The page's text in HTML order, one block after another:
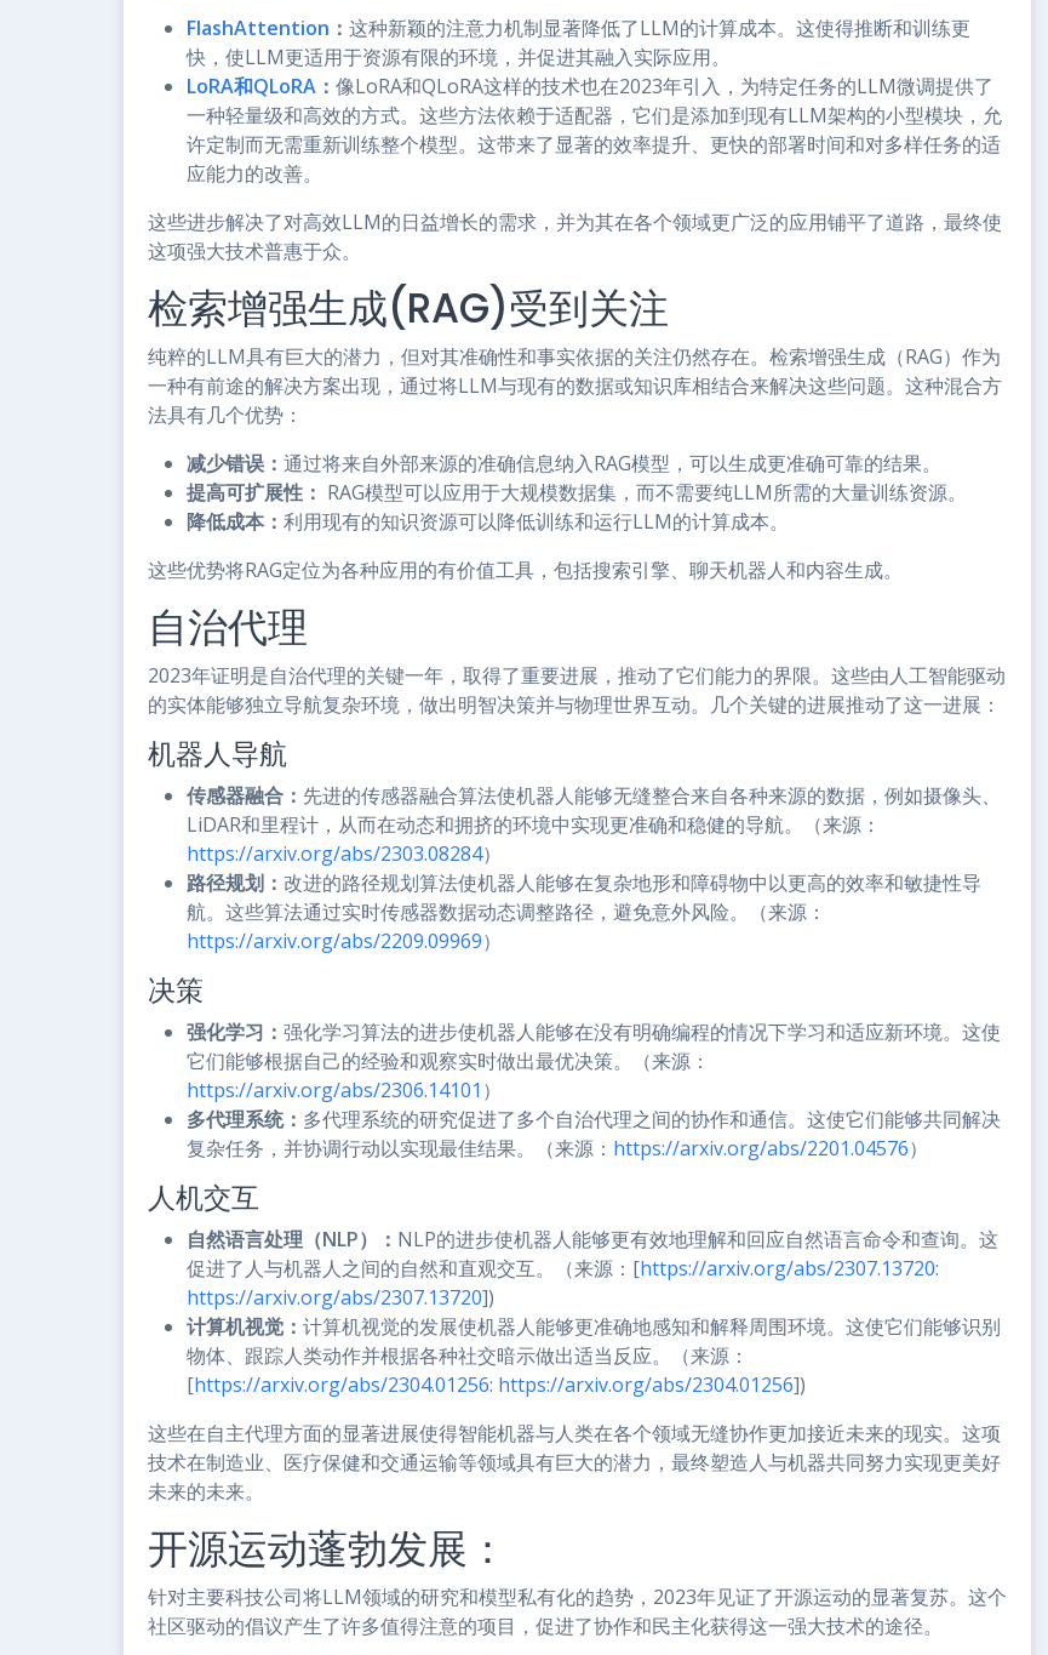
FlashAttention ： 这种新颖的注意力机制显著降低了LLM的计算成本。这使得推断和训练更
快，使LLM更适用于资源有限的环境，并促进其融入实际应用。
LoRA和QLoRA ： 像LoRA和QLoRA这样的技术也在2023年引入，为特定任务的LLM微调提供了
一种轻量级和高效的方式。这些方法依赖于适配器，它们是添加到现有LLM架构的小型模块，允
许定制而无需重新训练整个模型。这带来了显著的效率提升、更快的部署时间和对多样任务的适
应能力的改善。
这些进步解决了对高效LLM的日益增长的需求，并为其在各个领域更广泛的应用铺平了道路，最终使
这项强大技术普惠于众。
检索增强生成(RAG)受到关注
纯粹的LLM具有巨大的潜力，但对其准确性和事实依据的关注仍然存在。检索增强生成（RAG）作为
一种有前途的解决方案出现，通过将LLM与现有的数据或知识库相结合来解决这些问题。这种混合方
法具有几个优势：
减少错误： 通过将来自外部来源的准确信息纳入RAG模型，可以生成更准确可靠的结果。
提高可扩展性： RAG模型可以应用于大规模数据集，而不需要纯LLM所需的大量训练资源。
降低成本： 利用现有的知识资源可以降低训练和运行LLM的计算成本。
这些优势将RAG定位为各种应用的有价值工具，包括搜索引擎、聊天机器人和内容生成。
自治代理
2023年证明是自治代理的关键一年，取得了重要进展，推动了它们能力的界限。这些由人工智能驱动
的实体能够独立导航复杂环境，做出明智决策并与物理世界互动。几个关键的进展推动了这一进展：
机器人导航
传感器融合： 先进的传感器融合算法使机器人能够无缝整合来自各种来源的数据，例如摄像头、
LiDAR和里程计，从而在动态和拥挤的环境中实现更准确和稳健的导航。（来源：
https://arxiv.org/abs/2303.08284）
路径规划： 改进的路径规划算法使机器人能够在复杂地形和障碍物中以更高的效率和敏捷性导
航。这些算法通过实时传感器数据动态调整路径，避免意外风险。（来源：
https://arxiv.org/abs/2209.09969）
决策
强化学习： 强化学习算法的进步使机器人能够在没有明确编程的情况下学习和适应新环境。这使
它们能够根据自己的经验和观察实时做出最优决策。（来源：
https://arxiv.org/abs/2306.14101 ）
多代理系统： 多代理系统的研究促进了多个自治代理之间的协作和通信。这使它们能够共同解决
复杂任务，并协调行动以实现最佳结果。（来源： https://arxiv.org/abs/2201.04576）
人机交互
自然语言处理（NLP）： NLP的进步使机器人能够更有效地理解和回应自然语言命令和查询。这
促进了人与机器人之间的自然和直观交互。（来源：[https://arxiv.org/abs/2307.13720:
https://arxiv.org/abs/2307.13720])
计算机视觉： 计算机视觉的发展使机器人能够更准确地感知和解释周围环境。这使它们能够识别
物体、跟踪人类动作并根据各种社交暗示做出适当反应。（来源：
[https://arxiv.org/abs/2304.01256: https://arxiv.org/abs/2304.01256])
这些在自主代理方面的显著进展使得智能机器与人类在各个领域无缝协作更加接近未来的现实。这项
技术在制造业、医疗保健和交通运输等领域具有巨大的潜力，最终塑造人与机器共同努力实现更美好
未来的未来。
开源运动蓬勃发展：
针对主要科技公司将LLM领域的研究和模型私有化的趋势，2023年见证了开源运动的显著复苏。这个
社区驱动的倡议产生了许多值得注意的项目，促进了协作和民主化获得这一强大技术的途径。